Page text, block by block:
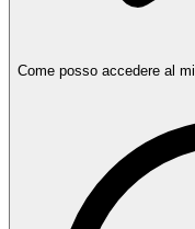
Come posso accedere al